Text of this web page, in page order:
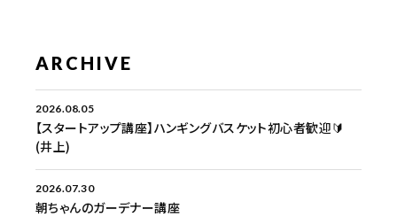
ARCHIVE
2026.08.05
【スタートアップ講座】ハンギングバスケット初心者歓迎🔰
(井上)
2026.07.30
朝ちゃんのガーデナー講座